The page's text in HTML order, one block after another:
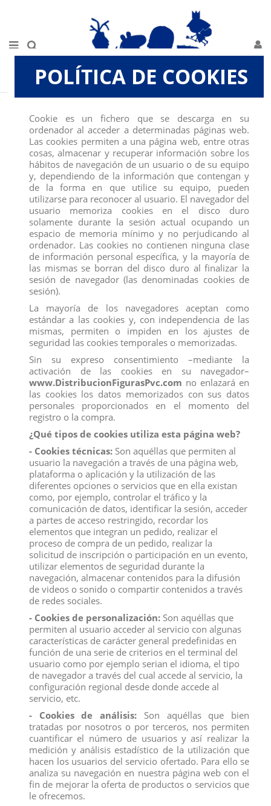
PELOTA MEGA BOUNCING BOING DE
COMANSI, EXPO DE 12 UNIDADES
Referencia 18921
Te sorprenderá lo alto que puede llegar esta pelota Boing mega
Disfruta de rebotes de hasta 9 metros de altura con esta pequeña y
divertida pelota Boing mega bote. La bola está fabricada
Comansitiene un diámetro de 7 cm.
Edad recomendada. + 3 Años.
Disfruta comprobando lo lejos que puede llegar tu minipelota Boing
mega bote
Descripción
Detalles del producto
Reviews(0)
Te sorprenderá lo alto que puede llegar esta pelota Boing mega
Disfruta de rebotes de hasta 9 metros de altura con esta pequeña y
divertidapelota Boing mega bote. La bola está fabricada
Comansi tiene un diámetro de 7 cm.
POLÍTICA DE COOKIES
Cookie es un fichero que se descarga en su
ordenador al acceder a determinadas páginas web.
Las cookies permiten a una página web, entre otras
cosas, almacenar y recuperar información sobre los
hábitos de navegación de un usuario o de su equipo
y, dependiendo de la información que contengan y
de la forma en que utilice su equipo, pueden
utilizarse para reconocer al usuario. El navegador del
usuario memoriza cookies en el disco duro
solamente durante la sesión actual ocupando un
espacio de memoria mínimo y no perjudicando al
ordenador. Las cookies no contienen ninguna clase
de información personal específica, y la mayoría de
las mismas se borran del disco duro al finalizar la
sesión de navegador (las denominadas cookies de
sesión).
La mayoría de los navegadores aceptan como
estándar a las cookies y, con independencia de las
mismas, permiten o impiden en los ajustes de
seguridad las cookies temporales o memorizadas.
Sin su expreso consentimiento –mediante la
activación de las cookies en su navegador–
www.DistribucionFigurasPvc.com no enlazará en
las cookies los datos memorizados con sus datos
personales proporcionados en el momento del
registro o la compra.
¿Qué tipos de cookies utiliza esta página web?
- Cookies técnicas: Son aquéllas que permiten al
usuario la navegación a través de una página web,
plataforma o aplicación y la utilización de las
diferentes opciones o servicios que en ella existan
como, por ejemplo, controlar el tráfico y la
comunicación de datos, identificar la sesión, acceder
a partes de acceso restringido, recordar los
elementos que integran un pedido, realizar el
proceso de compra de un pedido, realizar la
solicitud de inscripción o participación en un evento,
utilizar elementos de seguridad durante la
navegación, almacenar contenidos para la difusión
de videos o sonido o compartir contenidos a través
de redes sociales.
- Cookies de personalización: Son aquéllas que
permiten al usuario acceder al servicio con algunas
características de carácter general predefinidas en
función de una serie de criterios en el terminal del
usuario como por ejemplo serian el idioma, el tipo
de navegador a través del cual accede al servicio, la
configuración regional desde donde accede al
servicio, etc.
- Cookies de análisis: Son aquéllas que bien
tratadas por nosotros o por terceros, nos permiten
cuantificar el número de usuarios y así realizar la
medición y análisis estadístico de la utilización que
hacen los usuarios del servicio ofertado. Para ello se
analiza su navegación en nuestra página web con el
fin de mejorar la oferta de productos o servicios que
le ofrecemos.